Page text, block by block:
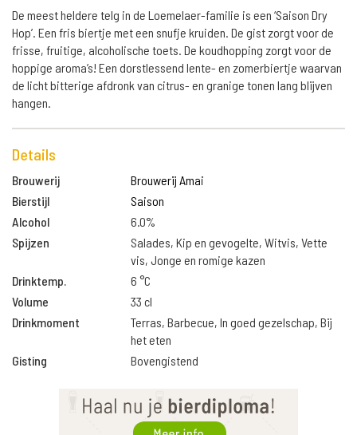
De meest heldere telg in de Loemelaer-familie is een ‘Saison Dry
Hop’. Een fris biertje met een snufje kruiden. De gist zorgt voor de
frisse, fruitige, alcoholische toets. De koudhopping zorgt voor de
hoppige aroma’s! Een dorstlessend lente- en zomerbiertje waarvan
de licht bitterige afdronk van citrus- en granige tonen lang blijven
hangen.
Details
Brouwerij
Brouwerij Amai
Bierstijl
Saison
Alcohol
6.0%
Spijzen
Salades, Kip en gevogelte, Witvis, Vette
vis, Jonge en romige kazen
Drinktemp.
6 °C
Volume
33 cl
Drinkmoment
Terras, Barbecue, In goed gezelschap, Bij
het eten
Gisting
Bovengistend